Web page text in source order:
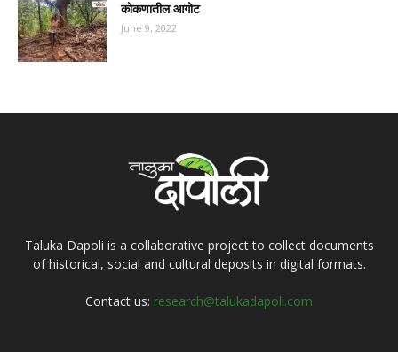
कोकणातील आगोट
June 9, 2022
Taluka Dapoli is a collaborative project to collect documents
of historical, social and cultural deposits in digital formats.
Contact us: research@talukadapoli.com